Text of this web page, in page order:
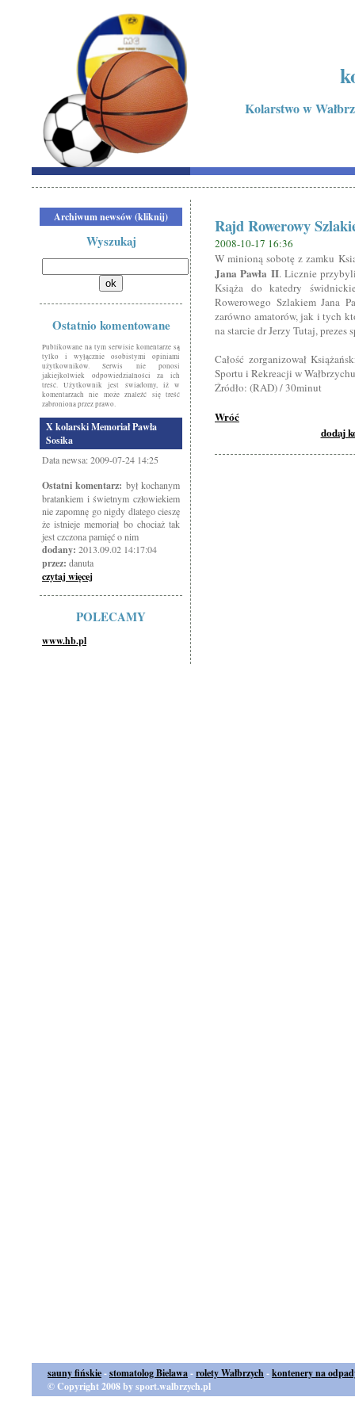
Kolarstwo w
Archiwum newsów (kliknij)
Wyszukaj
Ostatnio komentowane
Publikowane na tym serwisie komentarze są
tylko i wyłącznie osobistymi opiniami
użytkowników. Serwis nie ponosi
jakiejkolwiek odpowiedzialności za ich
treść. Użytkownik jest świadomy, iż w
komentarzach nie może znaleźć się treść
zabroniona przez prawo.
X kolarski Memoriał Pawła
Sosika
Data newsa: 2009-07-24 14:25
Ostatni komentarz: był kochanym
bratankiem i świetnym człowiekiem
nie zapomnę go nigdy dlatego cieszę
że istnieje memoriał bo chociaż tak
jest czczona pamięć o nim
dodany: 2013.09.02 14:17:04
przez: danuta
czytaj więcej
POLECAMY
www.hb.pl
Rajd Rowerowy
2008-10-17 16:36
W minioną sobotę z zamku
Jana Pawła II. Licznie
Książa do katedry
Rowerowego Szlakiem Jana
zarówno amatorów, jak i tych
na starcie dr Jerzy Tutaj, prezes
Całość zorganizował
Sportu i Rekreacji w
Źródło: (RAD) / 30minut
Wróć
dodaj
sauny fińskie-stomatolog Bielawa-rolety Wałbrzych-kontenery na
© Copyright 2008 by sport.walbrzych.pl